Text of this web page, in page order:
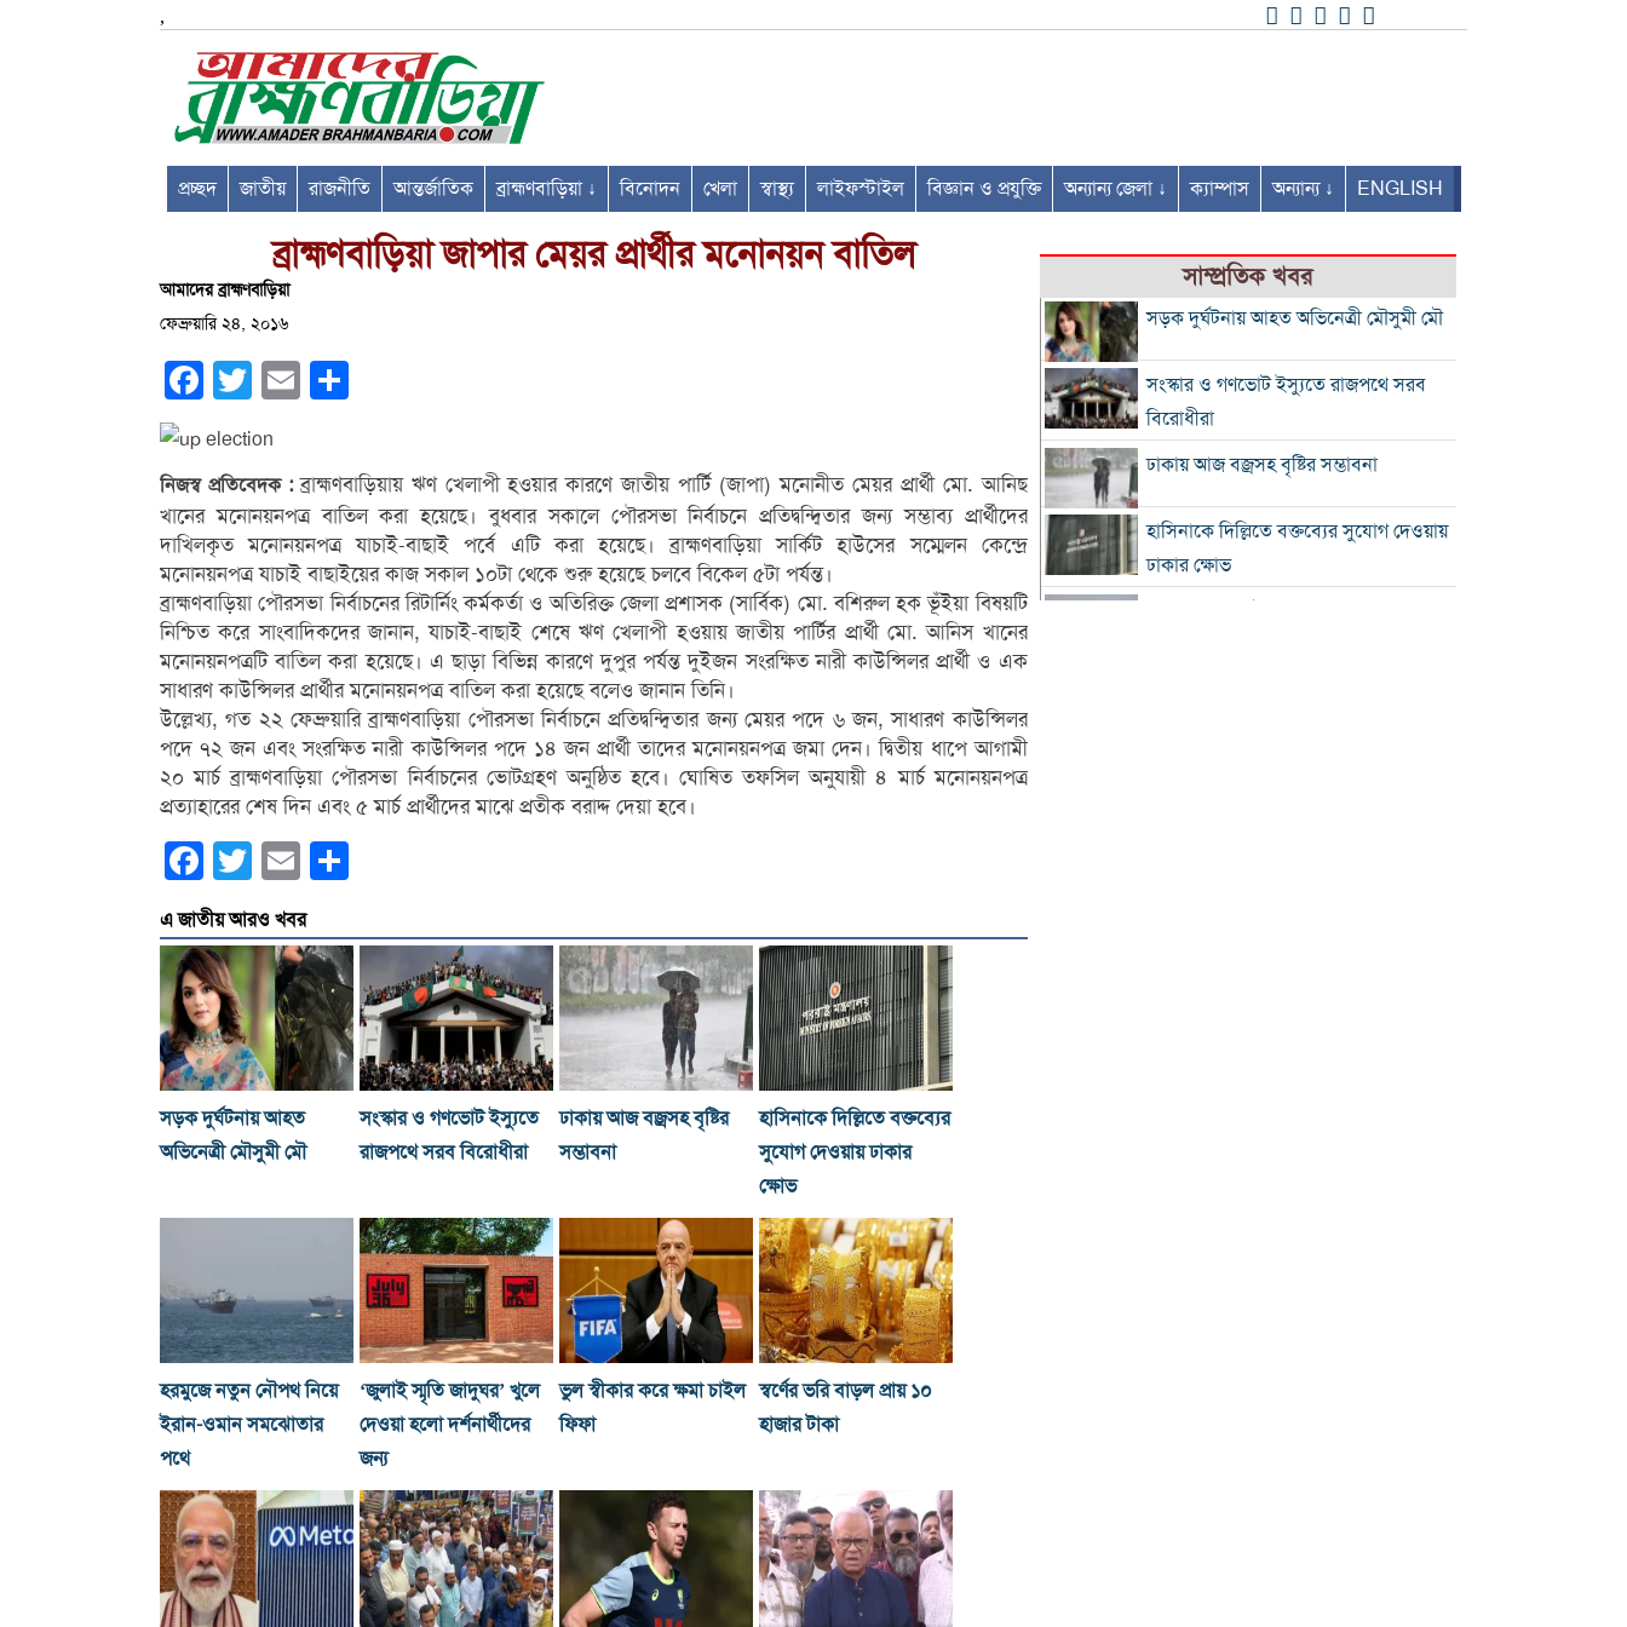
,
প্রচ্ছদ জাতীয় রাজনীতি আন্তর্জাতিক ব্রাহ্মণবাড়িয়া ↓ বিনোদন খেলা স্বাস্থ্য লাইফস্টাইল বিজ্ঞান ও প্রযুক্তি অন্যান্য জেলা ↓ ক্যাম্পাস অন্যান্য ↓ ENGLISH
ব্রাহ্মণবাড়িয়া জাপার মেয়র প্রার্থীর মনোনয়ন বাতিল
আমাদের ব্রাহ্মণবাড়িয়া
ফেব্রুয়ারি ২৪, ২০১৬
Facebook
Twitter Email
নিজস্ব প্রতিবেদক:ব্রাহ্মণবাড়িয়ায় ঋণ খেলাপী হওয়ার কারণে জাতীয় পার্টি (জাপা) মনোনীত মেয়র প্রার্থী মো. আনিছ
খানের মনোনয়নপত্র বাতিল করা হয়েছে। বুধবার সকালে পৌরসভা নির্বাচনে প্রতিদ্বন্দ্বিতার জন্য সম্ভাব্য প্রার্থীদের
দাখিলকৃত মনোনয়নপত্র যাচাই-বাছাই পর্বে এটি করা হয়েছে। ব্রাহ্মণবাড়িয়া সার্কিট হাউসের সম্মেলন কেন্দ্রে
মনোনয়নপত্র যাচাই বাছাইয়ের কাজ সকাল ১০টা থেকে শুরু হয়েছে চলবে বিকেল ৫টা পর্যন্ত।
ব্রাহ্মণবাড়িয়া পৌরসভা নির্বাচনের রিটার্নিং কর্মকর্তা ও অতিরিক্ত জেলা প্রশাসক (সার্বিক) মো. বশিরুল হক ভূঁইয়া বিষয়টি
নিশ্চিত করে সাংবাদিকদের জানান, যাচাই-বাছাই শেষে ঋণ খেলাপী হওয়ায় জাতীয় পার্টির প্রার্থী মো. আনিস খানের
মনোনয়নপত্রটি বাতিল করা হয়েছে। এ ছাড়া বিভিন্ন কারণে দুপুর পর্যন্ত দুইজন সংরক্ষিত নারী কাউন্সিলর প্রার্থী ও এক
সাধারণ কাউন্সিলর প্রার্থীর মনোনয়নপত্র বাতিল করা হয়েছে বলেও জানান তিনি।
উল্লেখ্য, গত ২২ ফেব্রুয়ারি ব্রাহ্মণবাড়িয়া পৌরসভা নির্বাচনে প্রতিদ্বন্দ্বিতার জন্য মেয়র পদে ৬ জন, সাধারণ কাউন্সিলর
পদে ৭২ জন এবং সংরক্ষিত নারী কাউন্সিলর পদে ১৪ জন প্রার্থী তাদের মনোনয়নপত্র জমা দেন। দ্বিতীয় ধাপে আগামী
২০ মার্চ ব্রাহ্মণবাড়িয়া পৌরসভা নির্বাচনের ভোটগ্রহণ অনুষ্ঠিত হবে। ঘোষিত তফসিল অনুযায়ী ৪ মার্চ মনোনয়নপত্র
প্রত্যাহারের শেষ দিন এবং ৫ মার্চ প্রার্থীদের মাঝে প্রতীক বরাদ্দ দেয়া হবে।
Facebook
Twitter Email
এ জাতীয় আরও খবর
সড়ক দুর্ঘটনায় আহত
অভিনেত্রী মৌসুমী মৌ
সংস্কার ও গণভোট ইস্যুতে
রাজপথে সরব বিরোধীরা
ঢাকায় আজ বজ্রসহ বৃষ্টির
সম্ভাবনা
হাসিনাকে দিল্লিতে বক্তব্যের
সুযোগ দেওয়ায় ঢাকার
ক্ষোভ
হরমুজে নতুন নৌপথ নিয়ে
ইরান-ওমান সমঝোতার
পথে
‘জুলাই স্মৃতি জাদুঘর’ খুলে
দেওয়া হলো দর্শনার্থীদের
জন্য
ভুল স্বীকার করে ক্ষমা চাইল
ফিফা
স্বর্ণের ভরি বাড়ল প্রায় ১০
হাজার টাকা
সাম্প্রতিক খবর
সড়ক দুর্ঘটনায় আহত অভিনেত্রী মৌসুমী মৌ
সংস্কার ও গণভোট ইস্যুতে রাজপথে সরব
বিরোধীরা
ঢাকায় আজ বজ্রসহ বৃষ্টির সম্ভাবনা
হাসিনাকে দিল্লিতে বক্তব্যের সুযোগ দেওয়ায়
ঢাকার ক্ষোভ